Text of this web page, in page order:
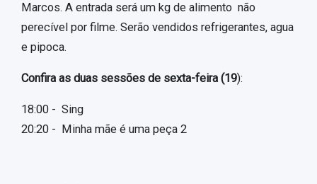
Marcos. A entrada será um kg de alimento não
perecível por filme. Serão vendidos refrigerantes, agua
e pipoca.
Confira as duas sessões de sexta-feira (19):
18:00 - Sing
20:20 - Minha mãe é uma peça 2